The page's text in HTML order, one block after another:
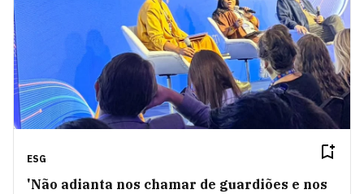
ESG
'Não adianta nos chamar de guardiões e nos